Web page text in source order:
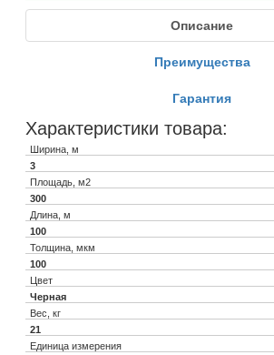
Описание
Преимущества
Гарантия
Характеристики товара:
Ширина, м
3
Площадь, м2
300
Длина, м
100
Толщина, мкм
100
Цвет
Черная
Вес, кг
21
Единица измерения